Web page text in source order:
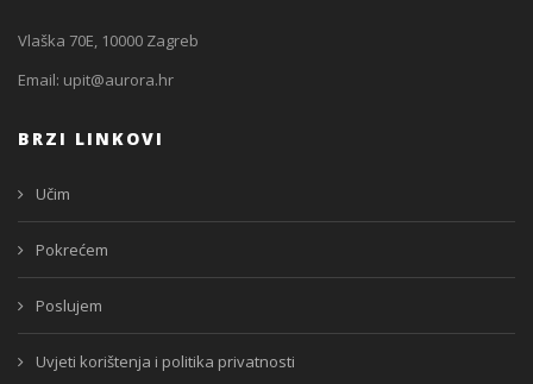
Vlaška 70E, 10000 Zagreb
Email: upit@aurora.hr
BRZI LINKOVI
Učim
Pokrećem
Poslujem
Uvjeti korištenja i politika privatnosti